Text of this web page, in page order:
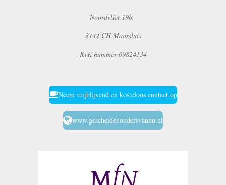
Noordvliet 19b,
3142 CH Maassluis
KvK-nummer 69824134
Neem vrijblijvend en kosteloos contact op
www.gescheidenoudersvannu.nl